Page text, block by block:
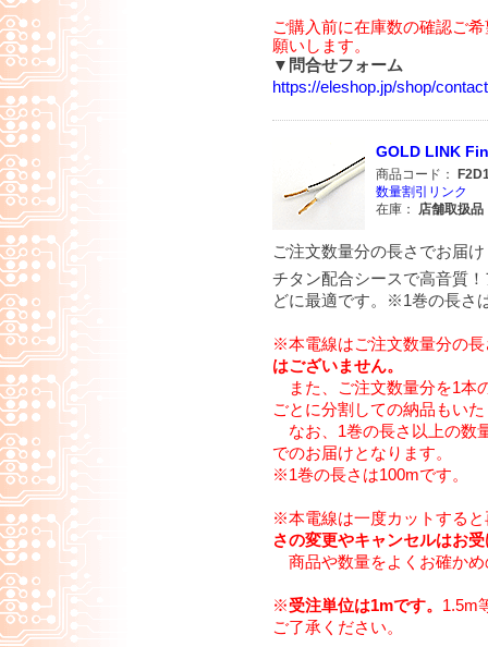
ご購入前に在庫数の確認ご
願いします。
▼問合せフォーム
https://eleshop.jp/shop/
GOLD LINK
商品コード：
数量割引リンク
在庫：
店舗取扱
ご注文数量分の長さでお届け
チタン配合シースで高音質
どに最適です。※1巻の長さ
※本電線はご注文数量分の
はございません。
また、ご注文数量分を1本
ごとに分割しての納品もい
なお、1巻の長さ以上の数
でのお届けとなります。
※1巻の長さは100mです。
※本電線は一度カットする
さの変更やキャンセルはお
商品や数量をよくお確か
※受注単位は1mです。 1.5m
ご了承ください。